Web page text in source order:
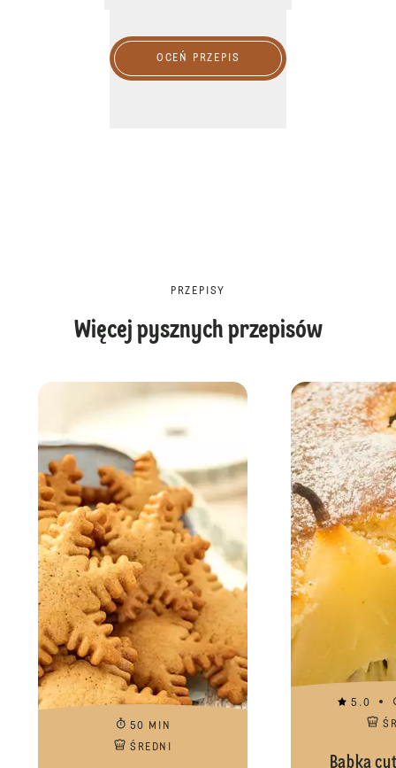
OCEŃ PRZEPIS
PRZEPISY
Więcej pysznych przepisów
50 MIN
ŚREDNI
5.0
Babka